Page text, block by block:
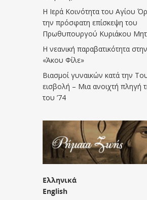
Η Ιερά Κοινότητα του Αγίου
την πρόσφατη επίσκεψη του
Πρωθυπουργού Κυριάκου
Η νεανική παραβατικότητα
«Άκου Φίλε»
Βιασμοί γυναικών κατά την
εισβολή – Μια ανοιχτή πληγή
του ’74
Ελληνικά
English